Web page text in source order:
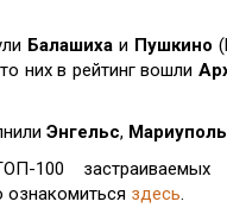
Балашиха и Пушкино
них в рейтинг вошли
Энгельс, Мариуполь
100 застраиваемых
ознакомиться здесь.